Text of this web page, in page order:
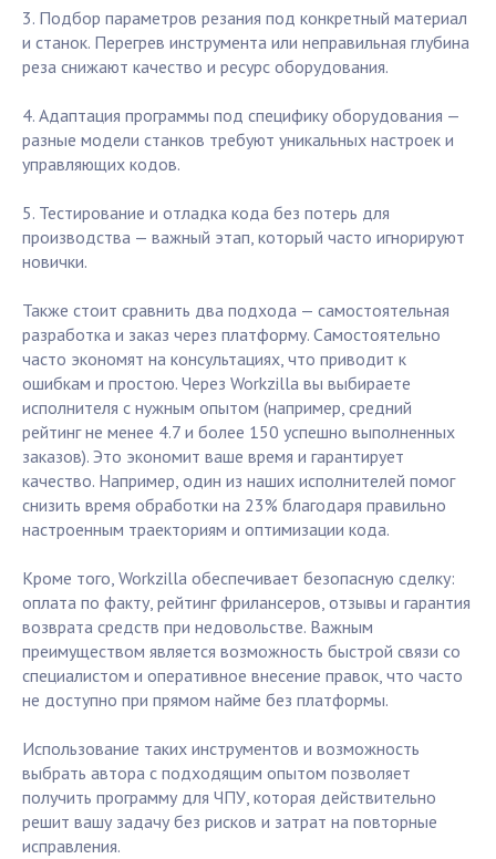
3. Подбор параметров резания под конкретный материал
и станок. Перегрев инструмента или неправильная глубина
реза снижают качество и ресурс оборудования.
4. Адаптация программы под специфику оборудования —
разные модели станков требуют уникальных настроек и
управляющих кодов.
5. Тестирование и отладка кода без потерь для
производства — важный этап, который часто игнорируют
новички.
Также стоит сравнить два подхода — самостоятельная
разработка и заказ через платформу. Самостоятельно
часто экономят на консультациях, что приводит к
ошибкам и простою. Через Workzilla вы выбираете
исполнителя с нужным опытом (например, средний
рейтинг не менее 4.7 и более 150 успешно выполненных
заказов). Это экономит ваше время и гарантирует
качество. Например, один из наших исполнителей помог
снизить время обработки на 23% благодаря правильно
настроенным траекториям и оптимизации кода.
Кроме того, Workzilla обеспечивает безопасную сделку:
оплата по факту, рейтинг фрилансеров, отзывы и гарантия
возврата средств при недовольстве. Важным
преимуществом является возможность быстрой связи со
специалистом и оперативное внесение правок, что часто
не доступно при прямом найме без платформы.
Использование таких инструментов и возможность
выбрать автора с подходящим опытом позволяет
получить программу для ЧПУ, которая действительно
решит вашу задачу без рисков и затрат на повторные
исправления.